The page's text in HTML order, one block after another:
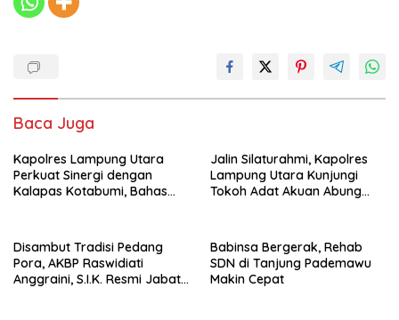
Baca Juga
Kapolres Lampung Utara
Perkuat Sinergi dengan
Kalapas Kotabumi, Bahas
Jalin Silaturahmi, Kapolres
Lampung Utara Kunjungi
Tokoh Adat Akuan Abung
Disambut Tradisi Pedang
Pora, AKBP Raswidiati
Anggraini, S.I.K. Resmi Jabat
Babinsa Bergerak, Rehab
SDN di Tanjung Pademawu
Makin Cepat